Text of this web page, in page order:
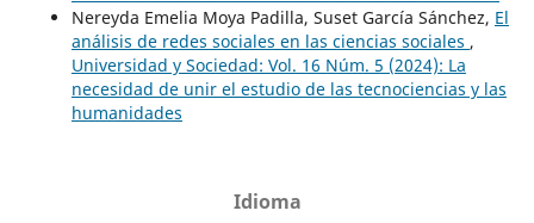
Nereyda Emelia Moya Padilla, Suset García Sánchez, El
análisis de redes sociales en las ciencias sociales ,
Universidad y Sociedad: Vol. 16 Núm. 5 (2024): La
necesidad de unir el estudio de las tecnociencias y las
humanidades
Idioma